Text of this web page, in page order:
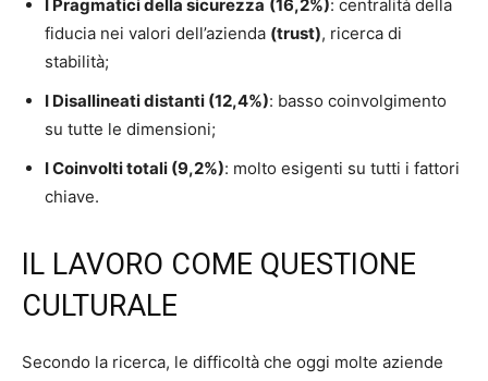
I Pragmatici della sicurezza (16,2%): centralità della
fiducia nei valori dell’azienda (trust), ricerca di
stabilità;
I Disallineati distanti (12,4%): basso coinvolgimento
su tutte le dimensioni;
I Coinvolti totali (9,2%): molto esigenti su tutti i fattori
chiave.
IL LAVORO COME QUESTIONE
CULTURALE
Secondo la ricerca, le difficoltà che oggi molte aziende